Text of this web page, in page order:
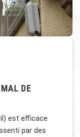
DE
est efficace
par des